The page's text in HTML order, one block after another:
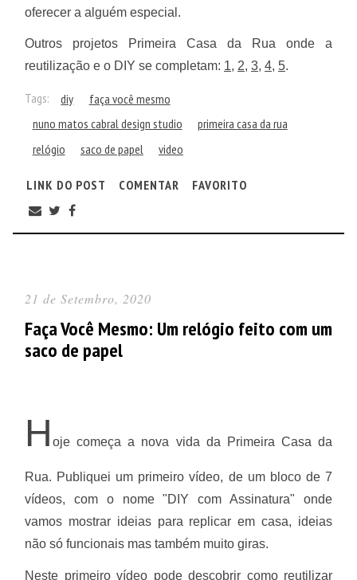
oferecer a alguém especial.
Outros projetos Primeira Casa da Rua onde a
reutilização e o DIY se completam: 1, 2, 3, 4, 5.
Tags: diy
faça você mesmo
nuno matos cabral design studio
primeira casa da rua
relógio
saco de papel video
LINK DO POST COMENTAR FAVORITO
21 de Setembro, 2020
Faça Você Mesmo: Um relógio feito com um
saco de papel
H oje começa a nova vida da Primeira Casa da
Rua. Publiquei um primeiro vídeo, de um bloco de 7
vídeos, com o nome "DIY com Assinatura" onde
vamos mostrar ideias para replicar em casa, ideias
não só funcionais mas também muito giras.
Neste primeiro vídeo pode descobrir como reutilizar